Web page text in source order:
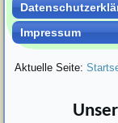
Impressum
Aktuelle Seite: